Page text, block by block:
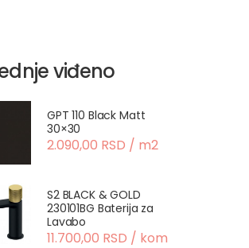
viđeno
GPT 110 Black Matt
30×30
2.090,00 RSD / m2
S2 BLACK & GOLD
230101BG Baterija za
Lavabo
11.700,00 RSD / kom